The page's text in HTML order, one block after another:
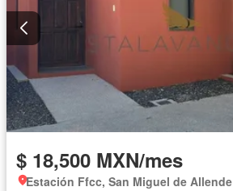
$ 18,500 MXN/mes
Estación Ffcc, San Miguel de Allende